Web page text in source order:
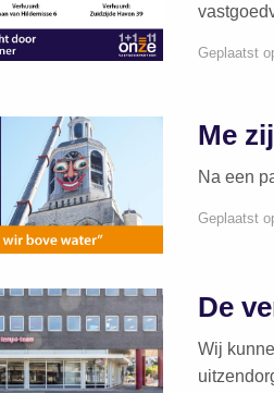
Geplaatst
Me
Na een
Geplaatst
De
Wij